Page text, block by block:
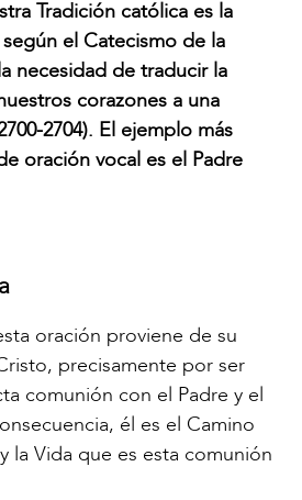
Tradición católica es la
el Catecismo de la
necesidad de traducir la
corazones a una
2704). El ejemplo más
oración vocal es el Padre
oración proviene de su
precisamente por ser
comunión con el Padre y el
él es el Camino
la Vida que es esta comunión